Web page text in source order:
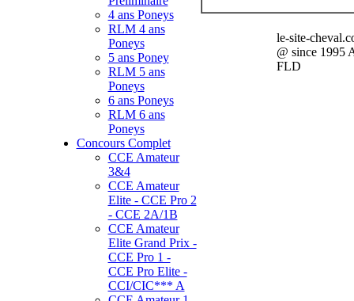
4 ans Poneys
RLM 4 ans
Poneys
5 ans Poney
RLM 5 ans
Poneys
6 ans Poneys
RLM 6 ans
Poneys
Concours Complet
CCE Amateur
3&4
CCE Amateur
Elite - CCE Pro 2
- CCE 2A/1B
CCE Amateur
Elite Grand Prix -
CCE Pro 1 -
CCE Pro Elite -
CCI/CIC*** A
le-site-
@ since 1995
FLD